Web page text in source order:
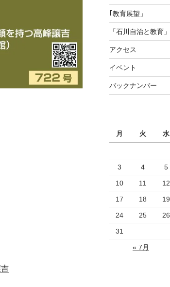
｢教育展望」
「石川自治と教育」
アクセス
イベント
バックナンバー
月
火 水
3 4 5
10 11 12
17 18 19
24 25 26
31
« 7月